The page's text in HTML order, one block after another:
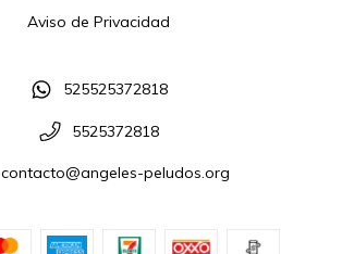
Aviso de Privacidad
525525372818
5525372818
contacto@angeles-peludos.org